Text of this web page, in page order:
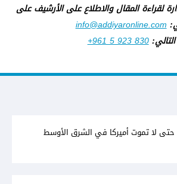
لقراءة المقال والاطلاع على الأرشيف على
info@addiyaronline.com
+961 5 923 830
حتى لا تموت أميركا في الشرق الأوسط